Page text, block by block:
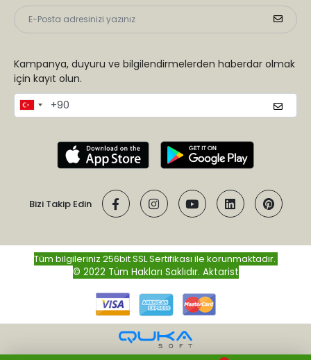
Kampanya, duyuru ve bilgilendirmelerden haberdar olmak
için kayıt olun.
Bizi Takip Edin
Tüm bilgileriniz 256bit SSL Sertifikası ile korunmaktadır.
© 2022 Tüm Hakları Saklıdır. Aktarist